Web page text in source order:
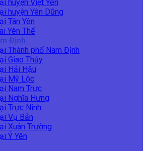
huyện Việt Yên
huyện Yên Dũng
Tân Yên
Yên Thế
Định
Thành phố Nam Định
Giao Thủy
Hải Hậu
Mỹ Lộc
Nam Trực
Nghĩa Hưng
Trực Ninh
Vụ Bản
Xuân Trường
Ý Yên